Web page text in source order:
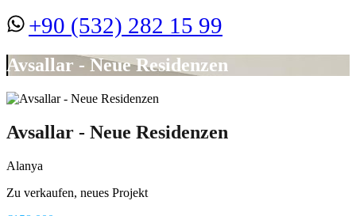
+90 (532) 282 15 99
Avsallar - Neue Residenzen
Avsallar - Neue Residenzen
Alanya
Zu verkaufen, neues Projekt